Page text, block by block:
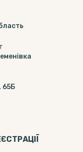
65Б